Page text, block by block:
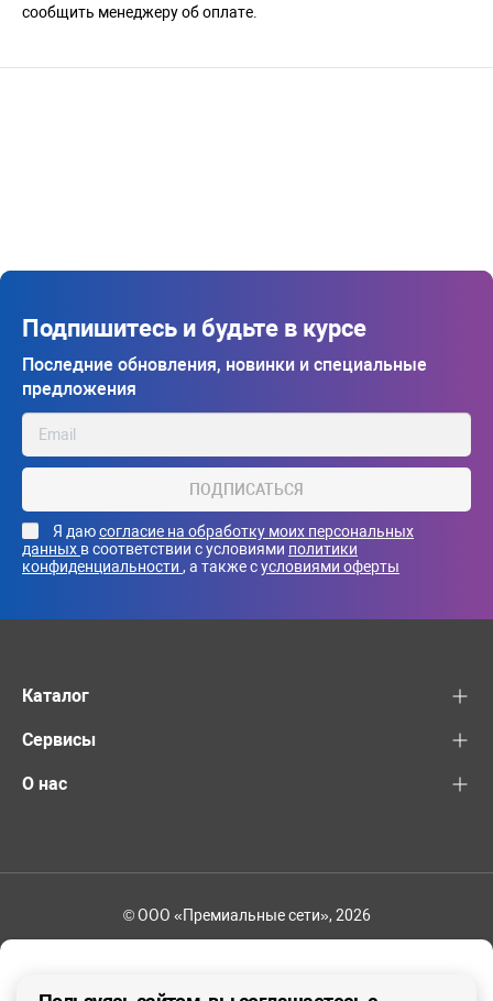
сообщить менеджеру об оплате.
Подпишитесь и будьте в курсе
Последние обновления, новинки и специальные
предложения
ПОДПИСАТЬСЯ
Я даюсогласие на обработку моих персональных
данных в соответствии с условиями политики
конфиденциальности , а также сусловиями оферты
Каталог
Сервисы
О нас
© ООО «Премиальные сети», 2026